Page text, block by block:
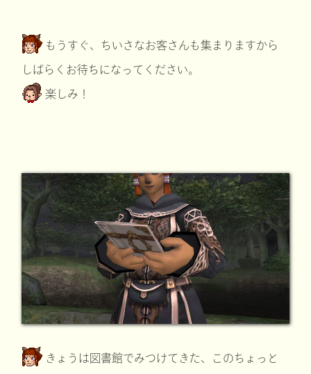
もうすぐ、ちいさなお客さんも集まりますから
しばらくお待ちになってください。
楽しみ！
きょうは図書館でみつけてきた、このちょっと